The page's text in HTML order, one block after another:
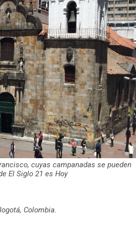
cuyas campanadas se pueden
El Siglo 21 es Hoy
Colombia.